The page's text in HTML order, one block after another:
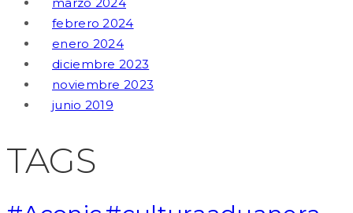
febrero 2024
enero 2024
diciembre 2023
noviembre 2023
junio 2019
TAGS